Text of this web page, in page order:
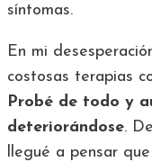
síntomas.
En mi
costosas terapias
Probé de todo y
deteriorándose.
llegué a pensar